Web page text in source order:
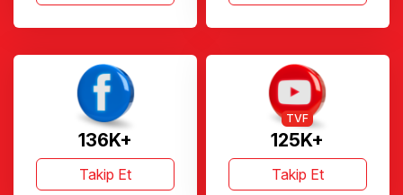
136K+
Takip Et
125K+
TVF
Takip Et